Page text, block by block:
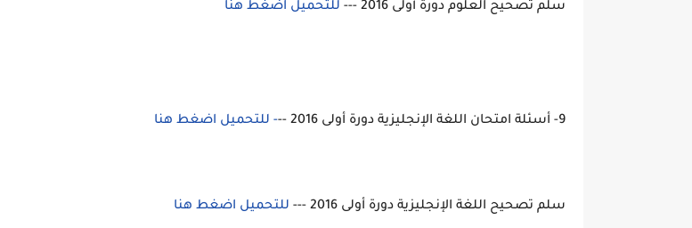
سلم تصحيح العلوم دورة أولى 2016 --- للتحميل اضغط هنا
9- أسئلة امتحان اللغة الإنجليزية دورة أولى 2016 -- - للتحميل اضغط هنا
سلم تصحيح اللغة الإنجليزية دورة أولى 2016 --- للتحميل اضغط هنا